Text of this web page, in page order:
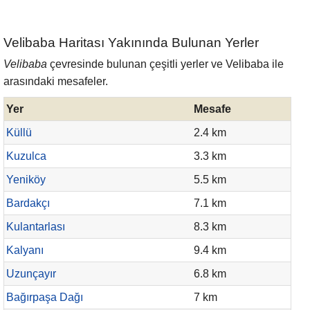
Velibaba Haritası Yakınında Bulunan Yerler
Velibaba çevresinde bulunan çeşitli yerler ve Velibaba ile
arasındaki mesafeler.
Yer
Mesafe
Küllü
2.4 km
Kuzulca
3.3 km
Yeniköy
5.5 km
Bardakçı
7.1 km
Kulantarlası
8.3 km
Kalyanı
9.4 km
Uzunçayır
6.8 km
Bağırpaşa Dağı
7 km